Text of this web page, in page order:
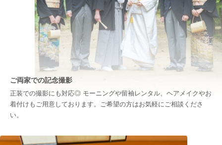
ご両家での記念撮影
正装での撮影にも対応◎ モーニングや留袖レンタル、ヘアメイクやお
着付けもご用意しております。ご希望の方はお気軽にご相談くださ
い。